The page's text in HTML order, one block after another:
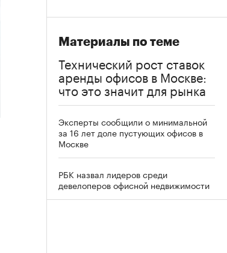
Материалы по теме
Технический рост ставок
аренды офисов в Москве:
что это значит для рынка
Эксперты сообщили о минимальной
за 16 лет доле пустующих офисов в
Москве
РБК назвал лидеров среди
девелоперов офисной недвижимости